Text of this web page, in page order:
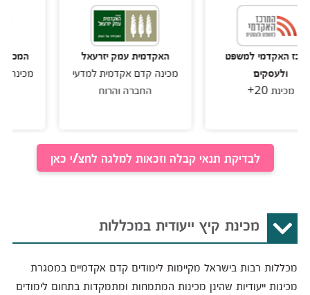
למשפט
האקדמית עמק יזרעאל
מכינה קדם אקדמית למדעי
החברה והרוח
המכללה
מכינה ייעודית
לבדיקת תנאי קבלה וזכאות למלגה לחצ/י כאן
מכינת קיץ ייעודית במכללות
מכללות רבות בישראל מקיימות לימודים קדם אקדמיים במסגרת
מכינות ייעודיות שהינן מכינות המתמחות ומתמקדות בתחום לימודים